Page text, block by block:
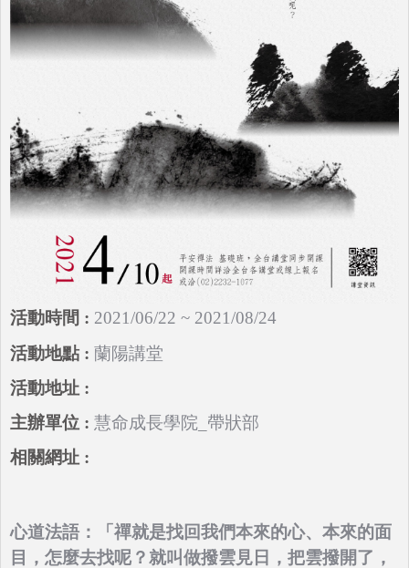
2021/06/22 ~ 2021/08/24
蘭陽講堂
慧命成長學院_帶狀部
心道法語：「禪就是找回我們本來的心、本來的面
目，怎麼去找呢？就叫做撥雲見日，把雲撥開了，